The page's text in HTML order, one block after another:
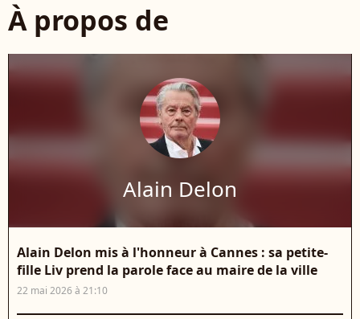
À propos de
Alain Delon
Alain Delon mis à l'honneur à Cannes : sa petite-
fille Liv prend la parole face au maire de la ville
22 mai 2026 à 21:10